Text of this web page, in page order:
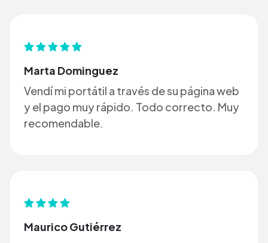
Marta Dominguez
Vendí mi portátil a través de su página web
y el pago muy rápido. Todo correcto. Muy
recomendable.
Maurico Gutiérrez